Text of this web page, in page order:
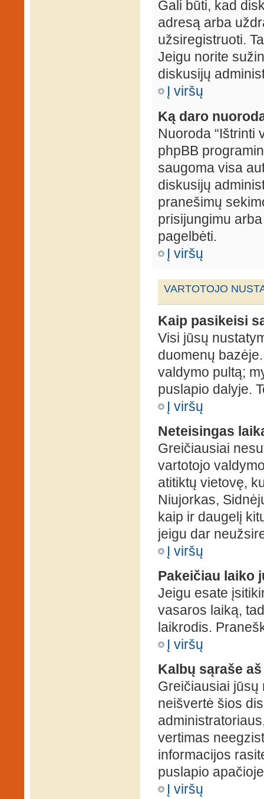
Gali būti, kad
adresą arba
užsiregistruoti.
Jeigu norite
diskusijų
Į viršų
Ką daro
Nuoroda “Ištrinti
phpBB
saugoma visa
diskusijų
pranešimų
prisijungimu
pagelbėti.
Į viršų
VARTOTOJO
Kaip pasikeisi
Visi jūsų
duomenų
valdymo pultą;
puslapio dalyje.
Į viršų
Neteisingas
Greičiausiai
vartotojo
atitiktų vietovę,
Niujorkas,
kaip ir daugelį
jeigu dar
Į viršų
Pakeičiau laiko
Jeigu esate
vasaros laiką,
laikrodis.
Į viršų
Kalbų sąraše
Greičiausiai jūsų
neišvertė šios
vertimas
informacijos
puslapio
Į viršų